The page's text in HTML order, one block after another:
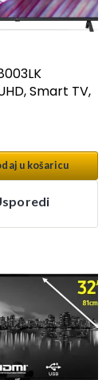
Smart TV,
u košaricu